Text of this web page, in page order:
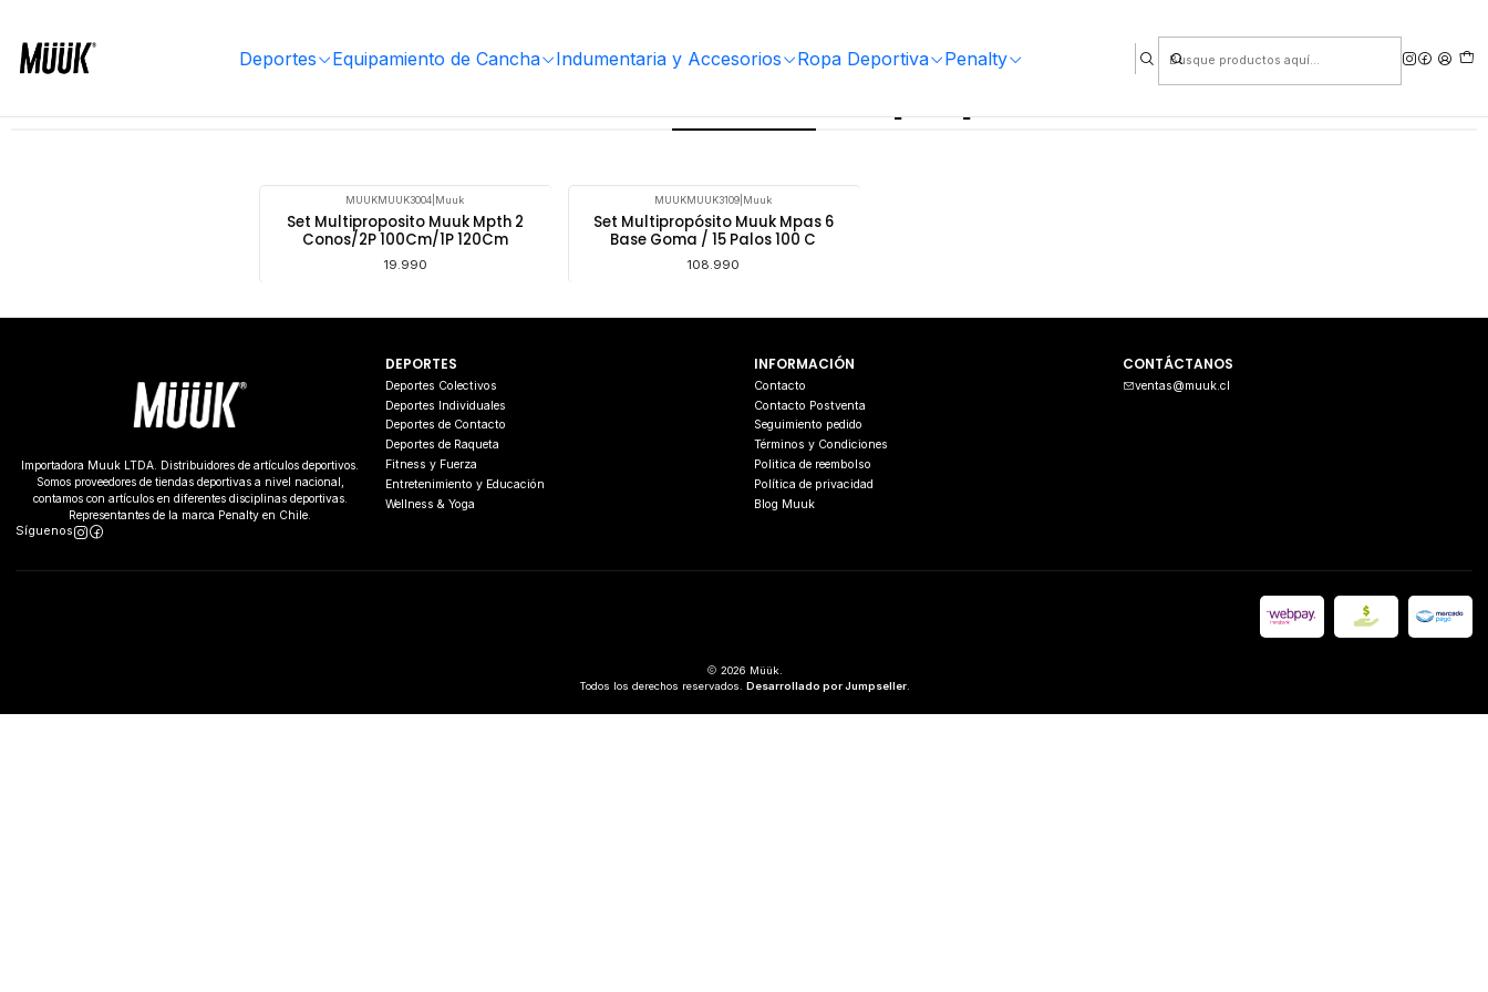
Deportes Equipamiento de Cancha Indumentaria y Accesorios Ropa Deportiva Penalty
MUUKMUUK3004 Muuk
Set Multiproposito Muuk Mpth 2
Conos/2P 100Cm/1P 120Cm
19.990
MUUKMUUK3109 Muuk
Set Multipropósito Muuk Mpas 6
Base Goma / 15 Palos 100 C
108.990
Importadora Muuk LTDA. Distribuidores de artículos deportivos.
Somos proveedores de tiendas deportivas a nivel nacional,
contamos con artículos en diferentes disciplinas deportivas.
Representantes de la marca Penalty en Chile.
Síguenos
DEPORTES
Deportes Colectivos
Deportes Individuales
Deportes de Contacto
Deportes de Raqueta
Fitness y Fuerza
Entretenimiento y Educación
Wellness & Yoga
INFORMACIÓN
Contacto
Contacto Postventa
Seguimiento pedido
Términos y Condiciones
Politica de reembolso
Política de privacidad
Blog Muuk
CONTÁCTANOS
ventas@muuk.cl
2026 Müük.
Todos los derechos reservados. Desarrollado por Jumpseller.